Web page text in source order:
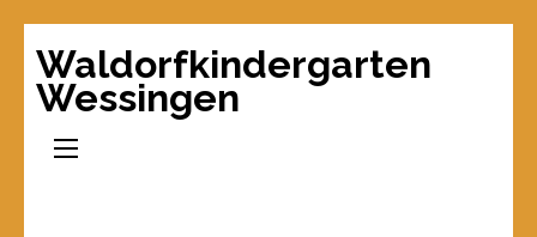
Waldorfkindergarten
Wessingen